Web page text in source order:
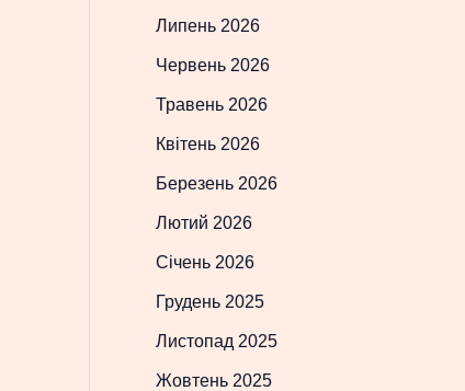
Липень 2026
Червень 2026
Травень 2026
Квітень 2026
Березень 2026
Лютий 2026
Січень 2026
Грудень 2025
Листопад 2025
Жовтень 2025